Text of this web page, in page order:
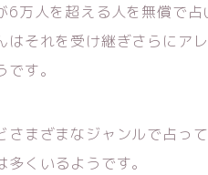
6万人を超える人を無償で占
はそれを受け継ぎさらにア
す。
さまざまなジャンルで占っ
くいるようです。